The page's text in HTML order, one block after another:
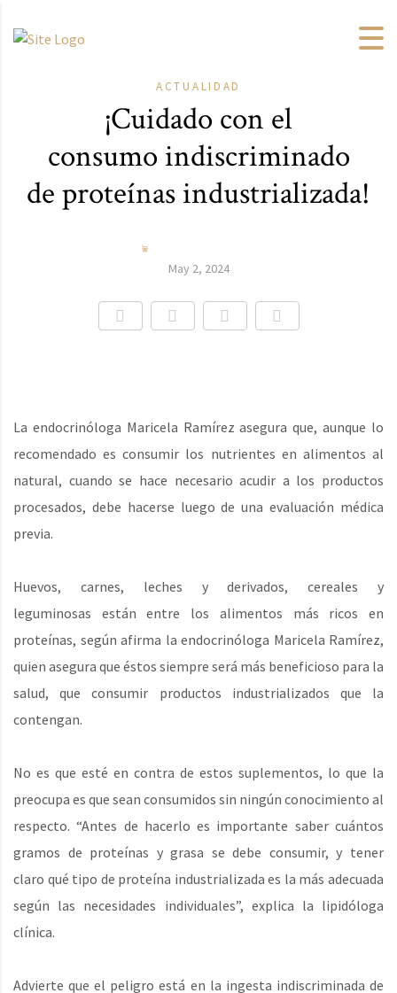
ACTUALIDAD
¡Cuidado con el
consumo indiscriminado
de proteínas industrializada!
May 2, 2024
La endocrinóloga Maricela Ramírez asegura que, aunque lo
recomendado es consumir los nutrientes en alimentos al
natural, cuando se hace necesario acudir a los productos
procesados, debe hacerse luego de una evaluación médica
previa.
Huevos, carnes, leches y derivados, cereales y
leguminosas están entre los alimentos más ricos en
proteínas, según afirma la endocrinóloga Maricela Ramírez,
quien asegura que éstos siempre será más beneficioso para la
salud, que consumir productos industrializados que la
contengan.
No es que esté en contra de estos suplementos, lo que la
preocupa es que sean consumidos sin ningún conocimiento al
respecto. “Antes de hacerlo es importante saber cuántos
gramos de proteínas y grasa se debe consumir, y tener
claro qué tipo de proteína industrializada es la más adecuada
según las necesidades individuales”, explica la lipidóloga
clínica.
Advierte que el peligro está en la ingesta indiscriminada de